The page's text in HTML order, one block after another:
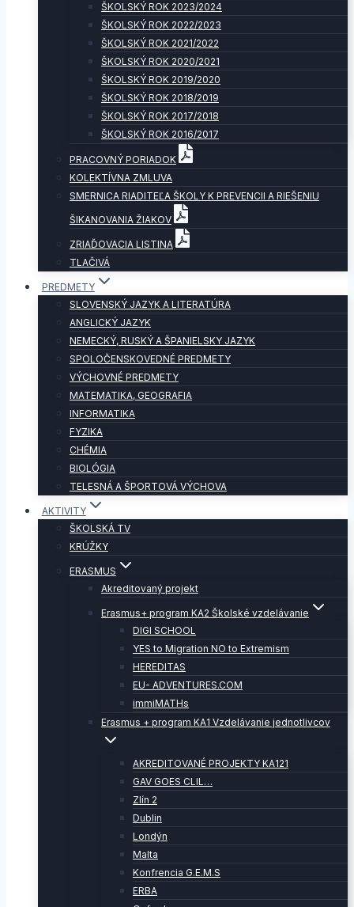
ŠKOLSKÝ ROK 2023/2024
ŠKOLSKÝ ROK 2022/2023
ŠKOLSKÝ ROK 2021/2022
ŠKOLSKÝ ROK 2020/2021
ŠKOLSKÝ ROK 2019/2020
ŠKOLSKÝ ROK 2018/2019
ŠKOLSKÝ ROK 2017/2018
ŠKOLSKÝ ROK 2016/2017
PRACOVNÝ PORIADOK
KOLEKTÍVNA ZMLUVA
SMERNICA RIADITEĽA ŠKOLY K PREVENCII A RIEŠENIU
ŠIKANOVANIA ŽIAKOV
ZRIAĎOVACIA LISTINA
TLAČIVÁ
PREDMETY
SLOVENSKÝ JAZYK A LITERATÚRA
ANGLICKÝ JAZYK
NEMECKÝ, RUSKÝ A ŠPANIELSKY JAZYK
SPOLOČENSKOVEDNÉ PREDMETY
VÝCHOVNÉ PREDMETY
MATEMATIKA, GEOGRAFIA
INFORMATIKA
FYZIKA
CHÉMIA
BIOLÓGIA
TELESNÁ A ŠPORTOVÁ VÝCHOVA
AKTIVITY
ŠKOLSKÁ TV
KRÚŽKY
ERASMUS
Akreditovaný projekt
Erasmus+ program KA2 Školské vzdelávanie
DIGI SCHOOL
YES to Migration NO to Extremism
HEREDITAS
EU- ADVENTURES.COM
immiMATHs
Erasmus + program KA1 Vzdelávanie jednotlivcov
AKREDITOVANÉ PROJEKTY KA121
GAV GOES CLIL…
Zlín 2
Dublin
Londýn
Malta
Konfrencia G.E.M.S
ERBA